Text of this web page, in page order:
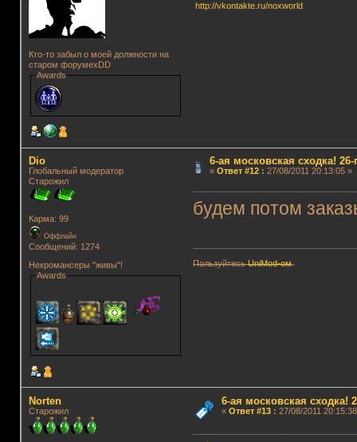
Кто-то забыл о моей должности на
старом форумеxDD
Awards
http://vkontakte.ru/noxworld
Dio
Глобальный модератор
Старожил
Карма: 99
Оффлайн
Сообщений: 1274
Некромансеры "живы"!
Awards
6-ая московская сходка! 26-
« Ответ #12: 27/08/2011 20:13:05 »
будем потом
ПользуйтесьUniMod-ом.
Norten
Старожил
6-ая московская сходка!
« Ответ #13: 27/08/2011